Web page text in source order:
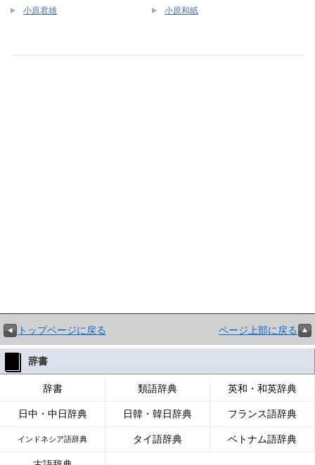
小原君雄 小原和紙
トップページに戻る ページ上部に戻る
辞書
辞書 類語辞典 英和・和英辞典
日中・中日辞典 日韓・韓日辞典 フランス語辞典
インドネシア語辞典 タイ語辞典 ベトナム語辞典